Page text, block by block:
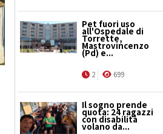
Pet fuori uso
all'Ospedale di
Torrette,
Mastrovincenzo
(Pd) e...
2 699
Il sogno prende
quota: 24 ragazzi
con disabilità
volano da...